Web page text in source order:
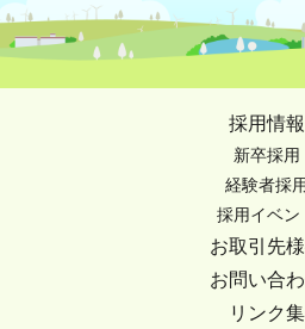
採用情報
新卒採用
経験者採用
採用イベン
お取引先
お問い合
リンク集